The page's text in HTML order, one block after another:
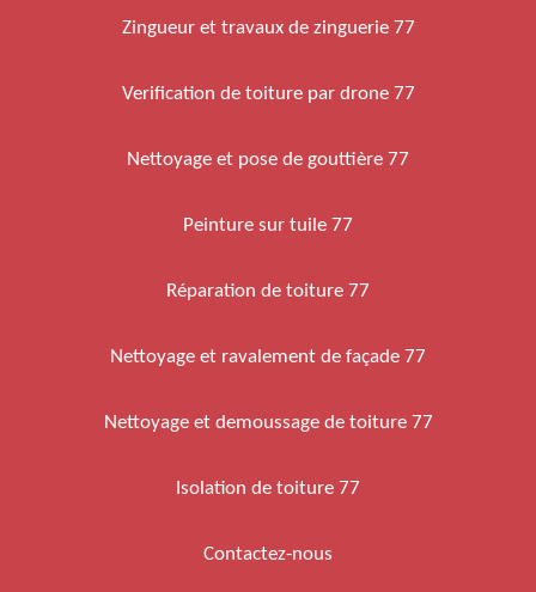
Zingueur et travaux de zinguerie 77
Verification de toiture par drone 77
Nettoyage et pose de gouttière 77
Peinture sur tuile 77
Réparation de toiture 77
Nettoyage et ravalement de façade 77
Nettoyage et demoussage de toiture 77
Isolation de toiture 77
Contactez-nous